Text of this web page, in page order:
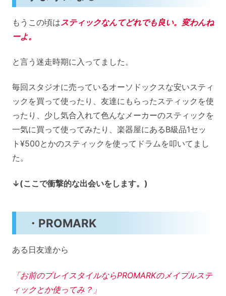
もうこの頃はスティックなんてどれでも良い。変わんね
ーよ。
と言う迷走時期に入ってました。
毎回スタジオに売っているオーソドックスな安いスティ
ックを買って使ったり、友達にもらったスティックを使
ったり、少し気合入れて色んなメーカーのスティックを
一気に買って使ってみたり、楽器屋にあるB級品1セッ
ト¥500とかのスティックを使ってドラムを叩いてまし
た。
↓(ここで衝撃的な出会いをします。)
・PROMARK
ある日友達から
「お前のプレイスタイルならPROMARKのメイプルステ
ィックとか使ってみ？」